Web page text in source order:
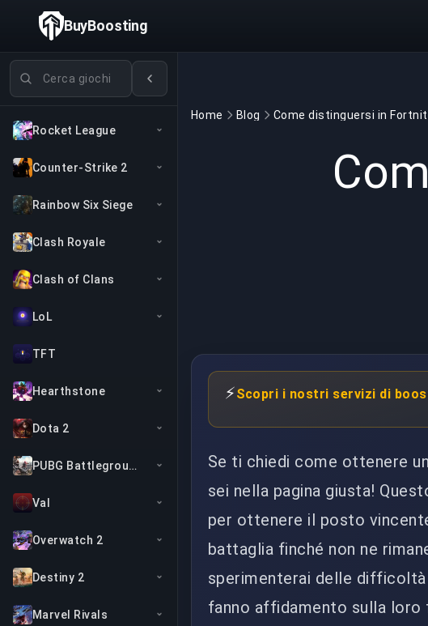
Cerca giochi
Rocket League
Counter-Strike 2
Rainbow Six Siege
Clash Royale
Clash of Clans
LoL
TFT
Hearthstone
Dota 2
PUBG Battlegrounds
Val
Overwatch 2
Destiny 2
Marvel Rivals
BuyBoosting
Home Blog
⚡Scopri i nostri servizi di
Se ti chiedi come ottenere
sei nella pagina giusta!
per ottenere il posto
battaglia finché non ne
sperimenterai delle
fanno affidamento sulla